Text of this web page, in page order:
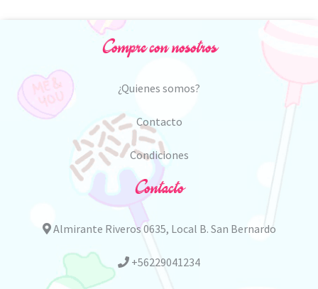
Compre con nosotros
¿Quienes somos?
Contacto
Condiciones
Contacto
Almirante Riveros 0635, Local B. San Bernardo
+56229041234